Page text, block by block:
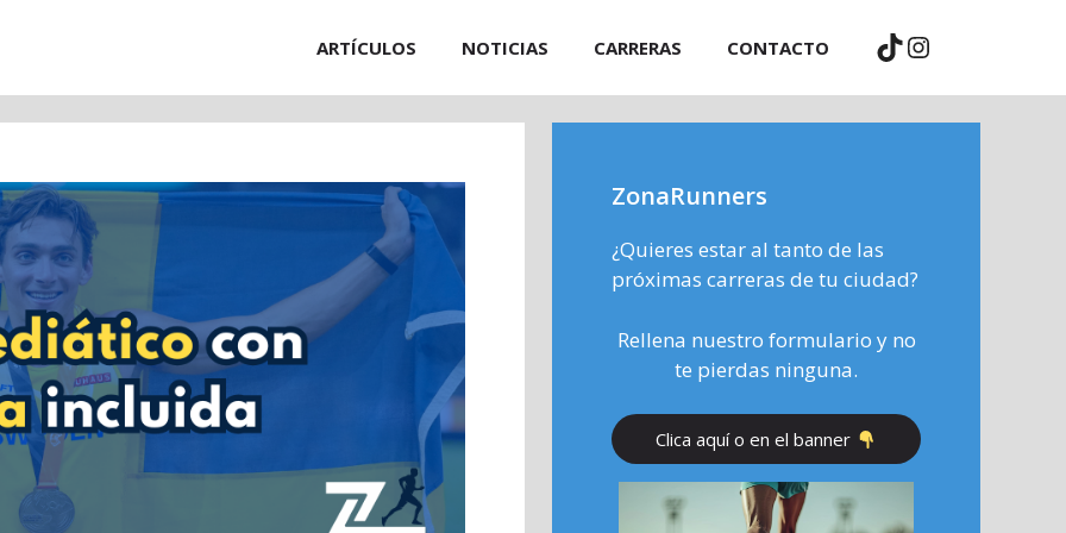
ARTÍCULOS NOTICIAS CARRERAS CONTACTO TikTok
Instagram
ZonaRunners
¿Quieres estar al tanto de las
próximas carreras de tu ciudad?
Rellena nuestro formulario y no
te pierdas ninguna.
Clica aquí o en el banner